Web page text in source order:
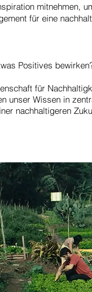
mitnehmen,
für eine
Positives
für
unser Wissen in
nachhaltigeren